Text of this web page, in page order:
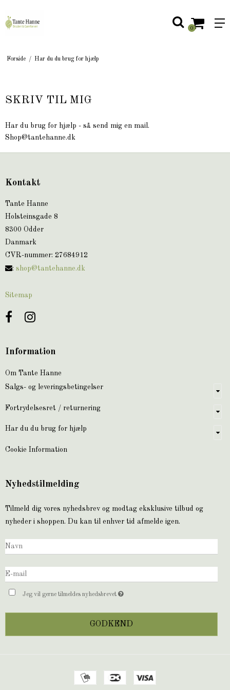
0
Forside / Har du du brug for hjælp
SKRIV TIL MIG
Har du brug for hjælp - så send mig en mail.
Shop@tantehanne.dk
Kontakt
Tante Hanne
Holsteinsgade 8
8300 Odder
Danmark
CVR-nummer: 27684912
: shop@tantehanne.dk
Sitemap
Information
Om Tante Hanne
Salgs- og leveringsbetingelser
Fortrydelsesret / returnering
Har du du brug for hjælp
Cookie Information
Nyhedstilmelding
Tilmeld dig vores nyhedsbrev og modtag eksklusive tilbud og
nyheder i shoppen. Du kan til enhver tid afmelde igen.
Jeg vil gerne tilmeldes nyhedsbrevet
GODKEND